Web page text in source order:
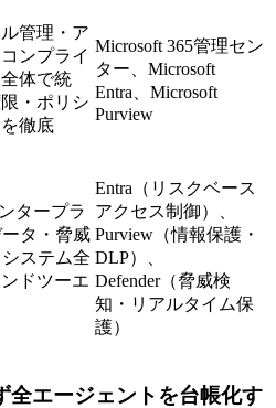
管理・ア
ンプライ
体で統
・ポリシ
徹底
Microsoft 365管理セン
ター、Microsoft
Entra、Microsoft
Purview
タープラ
タ・脅威
ステム全
ドツーエ
Entra（リスクベース
アクセス制御）、
Purview（情報保護・
DLP）、
Defender（脅威検
知・リアルタイム保
護）
全エージェントを台帳化す